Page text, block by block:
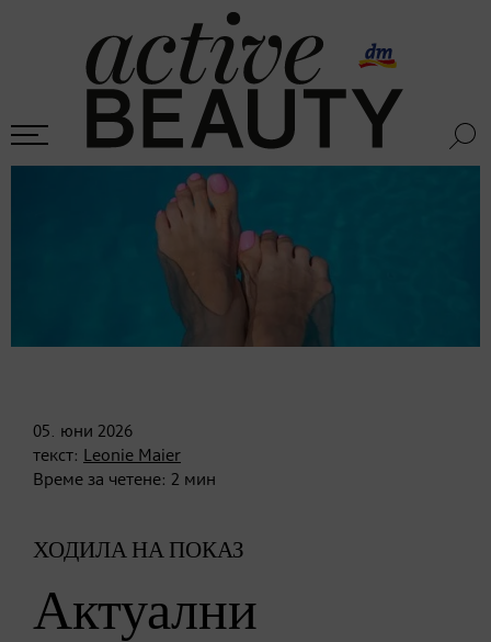
05. юни 2026
текст: Leonie Maier
Време за четене: 2 мин
ХОДИЛА НА ПОКАЗ
Актуални